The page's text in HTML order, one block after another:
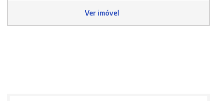
Ver imóvel